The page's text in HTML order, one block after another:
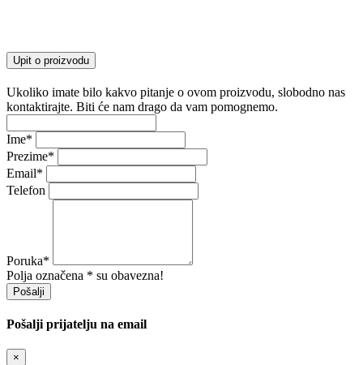
Upit o proizvodu
Ukoliko imate bilo kakvo pitanje o ovom proizvodu, slobodno nas
kontaktirajte. Biti će nam drago da vam pomognemo.
Ime*
Prezime*
Email*
Telefon
Poruka*
Polja označena * su obavezna!
Pošalji
Pošalji prijatelju na email
×